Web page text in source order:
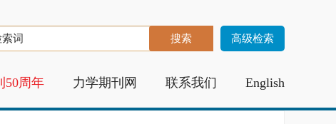
高级检索
50周年 力学期刊网 联系我们 English